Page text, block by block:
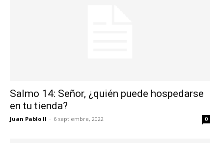
Salmo 14: Señor, ¿quién puede hospedarse
en tu tienda?
Juan Pablo II - 6 septiembre, 2022 0